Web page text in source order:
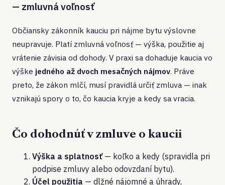
— zmluvná voľnosť
Občiansky zákonník kauciu pri nájme bytu výslovne
neupravuje. Platí zmluvná voľnosť — výška, použitie aj
vrátenie závisia od dohody. V praxi sa dohaduje kaucia vo
výške jedného až dvoch mesačných nájmov. Práve
preto, že zákon mlčí, musí pravidlá určiť zmluva — inak
vznikajú spory o to, čo kaucia kryje a kedy sa vracia.
Čo dohodnúť v zmluve o kaucii
Výška a splatnosť— koľko a kedy (spravidla pri
podpise zmluvy alebo odovzdaní bytu).
Účel použitia — dlžné nájomné a úhrady,